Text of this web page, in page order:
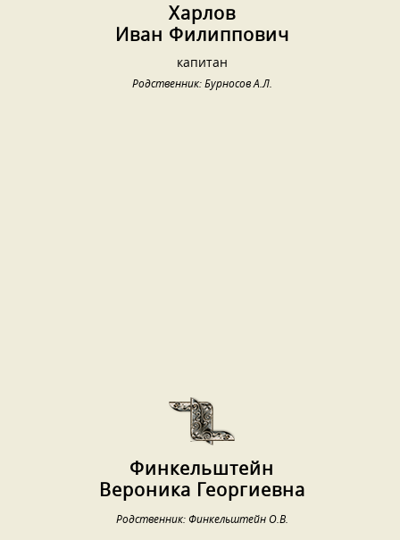
Харлов
Иван Филиппович
капитан
Родственник: Бурносов А.Л.
Финкельштейн
Вероника Георгиевна
Родственник: Финкельштейн О.В.